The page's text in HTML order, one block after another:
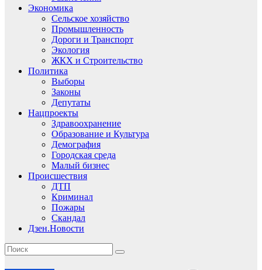
Экономика
Сельское хозяйство
Промышленность
Дороги и Транспорт
Экология
ЖКХ и Строительство
Политика
Выборы
Законы
Депутаты
Нацпроекты
Здравоохранение
Образование и Культура
Демография
Городская среда
Малый бизнес
Происшествия
ДТП
Криминал
Пожары
Скандал
Дзен.Новости